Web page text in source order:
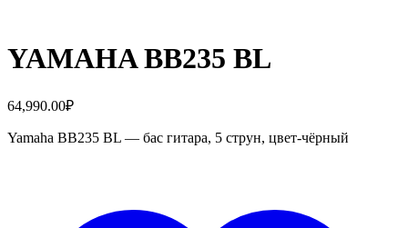
YAMAHA BB235 BL
64,990.00₽
Yamaha BB235 BL — бас гитара, 5 струн, цвет-чёрный